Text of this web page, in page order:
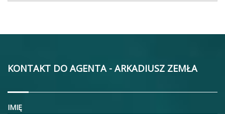
KONTAKT DO AGENTA - ARKADIUSZ ZEMŁA
IMIĘ